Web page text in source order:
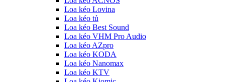
Loa kéo Lovina
Loa kéo tủ
Loa kéo Best Sound
Loa kéo VHM Pro Audio
Loa kéo AZpro
Loa kéo KODA
Loa kéo Nanomax
Loa kéo KTV